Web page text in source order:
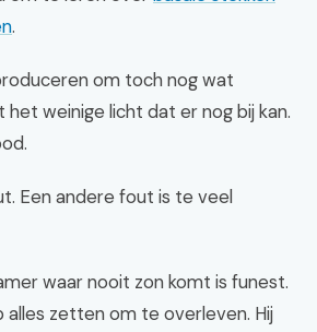
.
om toch nog wat
het weinige licht dat er nog bij kan.
Een andere fout is te veel
waar nooit zon komt is funest.
alles zetten om te overleven. Hij